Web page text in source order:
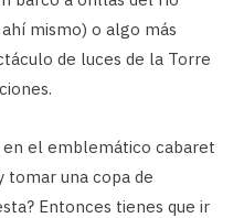
mismo) o algo más
de luces de la Torre
en el emblemático cabaret
tomar una copa de
Entonces tienes que ir